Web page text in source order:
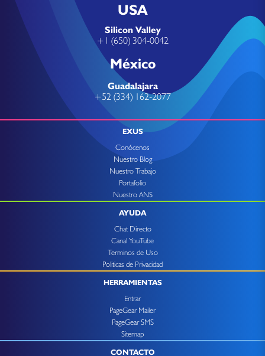
USA
Silicon Valley
+1 (650) 304-0042
México
Guadalajara
+52 (334) 162-2077
EXUS
Conócenos
Nuestro Blog
Nuestro Trabajo
Portafolio
Nuestro ANS
AYUDA
Chat Directo
Canal YouTube
Terminos de Uso
Politicas de Privacidad
HERRAMIENTAS
Entrar
PageGear Mailer
PageGear SMS
Sitemap
CONTACTO